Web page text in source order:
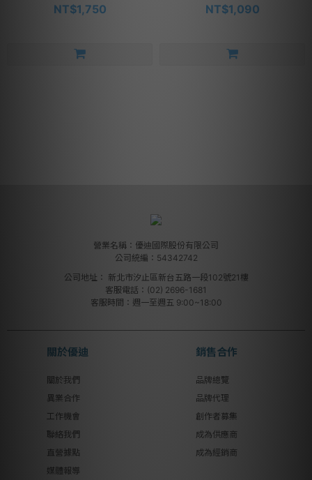
NT$1,750 NT$1,090
營業名稱：優迪國際股份有限公司
公司統編：54342742
公司地址： 新北市汐止區新台五路一段102號21樓
客服電話：(02) 2696-1681
客服時間：週一至週五 9:00~18:00
關於優迪
關於我們
異業合作
工作機會
聯絡我們
直營據點
媒體報導
銷售合作
品牌總覽
品牌代理
創作者募集
成為供應商
成為經銷商